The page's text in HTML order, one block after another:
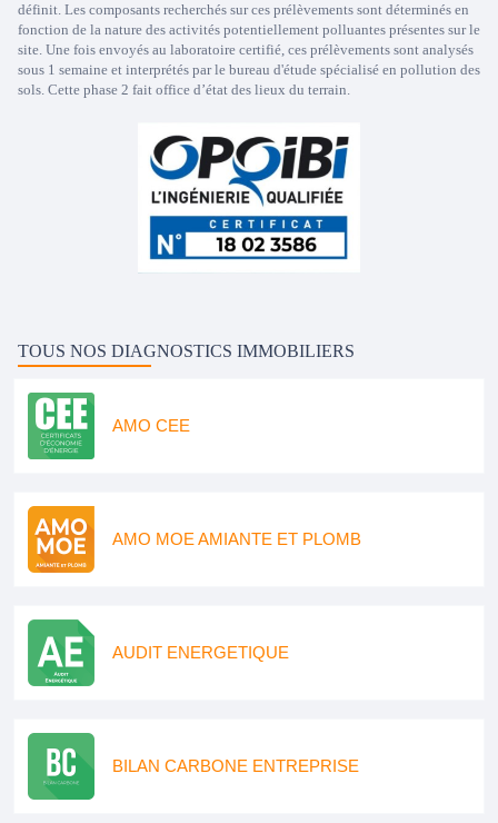
définit. Les composants recherchés sur ces prélèvements sont déterminés en
fonction de la nature des activités potentiellement polluantes présentes sur le
site. Une fois envoyés au laboratoire certifié, ces prélèvements sont analysés
sous 1 semaine et interprétés par le bureau d'étude spécialisé en pollution des
sols. Cette phase 2 fait office d’état des lieux du terrain.
TOUS NOS DIAGNOSTICS IMMOBILIERS
AMO CEE
AMO MOE AMIANTE ET PLOMB
AUDIT ENERGETIQUE
BILAN CARBONE ENTREPRISE